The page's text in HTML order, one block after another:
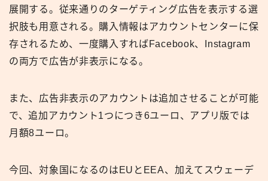
展開する。従来通りのターゲティング広告を表示する選
択肢も用意される。購入情報はアカウントセンターに保
存されるため、一度購入すればFacebook、Instagram
の両方で広告が非表示になる。
また、広告非表示のアカウントは追加させることが可能
で、追加アカウント1つにつき6ユーロ、アプリ版では
月額8ユーロ。
今回、対象国になるのはEUとEEA、加えてスウェーデ